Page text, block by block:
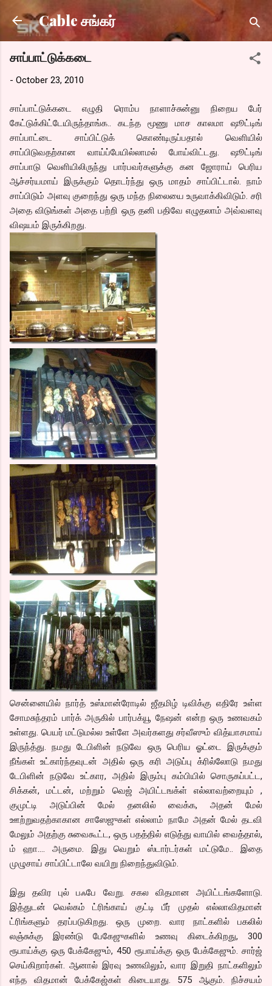
Skip to main content
Cable சங்கர்
சாப்பாட்டுக்கடை
- October 23, 2010
சாப்பாட்டுக்கடை எழுதி ரொம்ப நாளாச்சுன்னு நிறைய பேர்
கேட்டுக்கிட்டேயிருந்தாங்க.. கடந்த மூணு மாச காலமா ஷூட்டிங்
சாப்பாட்டை சாப்பிட்டுக் கொண்டிருப்பதால் வெளியில்
சாப்பிடுவதற்கான வாய்ப்பேயில்லாமல் போய்விட்டது. ஷூட்டிங்
சாப்பாடு வெளியிலிருந்து பார்பவர்களுக்கு கன ஜோராய் பெரிய
ஆச்சர்யமாய் இருக்கும் தொடர்ந்து ஒரு மாதம் சாப்பிட்டால். நாம்
சாப்பிடும் அளவு குறைந்து ஒரு மந்த நிலையை உருவாக்கிவிடும். சரி
அதை விடுங்கள் அதை பற்றி ஒரு தனி பதிவே எழுதலாம் அவ்வளவு
விஷயம் இருக்கிறது.
சென்னையில் நார்த் உஸ்மான்ரோடில் ஜீதமிழ் டிவிக்கு எதிரே உள்ள
சோமசுந்தரம் பார்க் அருகில் பார்பக்யூ நேஷன் என்ற ஒரு உணவகம்
உள்ளது. பெயர் மட்டுமல்ல உள்ளே அவர்களது சர்வீஸும் வித்யாசமாய்
இருந்த்து. நமது டேபிளின் நடுவே ஒரு பெரிய ஓட்டை இருக்கும்
நீங்கள் உட்கார்ந்தவுடன் அதில் ஒரு கரி அடுப்பு க்ரில்லோடு நமது
டேபிளின் நடுவே உட்கார, அதில் இரும்பு கம்பியில் சொருகப்பட்ட,
சிக்கன், மட்டன், மற்றும் வெஜ் அயிட்டஙக்ள் எல்லாவற்றையும் ,
குமுட்டி அடுப்பின் மேல் தனலில் வைக்க, அதன் மேல்
ஊற்றுவதற்காகான சாஸேஜுகள் எல்லாம் நாமே அதன் மேல் தடவி
மேலும் அதற்கு சுவைகூட்ட, ஒரு பதத்தில் எடுத்து வாயில் வைத்தால்,
ம் ஹா…. அருமை. இது வெறும் ஸ்டார்டர்கள் மட்டுமே.. இதை
முழுசாய் சாப்பிட்டாலே வயிறு நிறைந்துவிடும்.
இது தவிர புல் பஃபே வேறு. சகல விதமான அயிட்டங்களோடு.
இத்துடன் வெல்கம் ட்ரிங்காய் குட்டி பீர் முதல் எல்லாவிதமான்
ட்ரிங்களும் தரப்படுகிறது. ஒரு முறை. வார நாட்களில் பகலில்
லஞ்சுக்கு இரண்டு பேகேஜுகளில் உணவு கிடைக்கிறது, 300
ரூபாய்க்கு ஒரு பேக்கேஜும், 450 ரூபாய்க்கு ஒரு பேக்கேஜும். சார்ஜ்
செய்கிறார்கள். ஆனால் இரவு உணவிலும், வார இறுதி நாட்களிலும்
எந்த விதமான் பேக்கேஜ்கள் கிடையாது. 575 ஆகும். நிச்சயம்